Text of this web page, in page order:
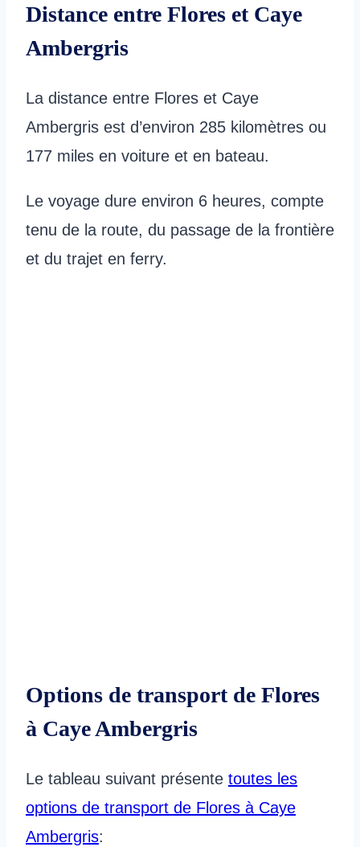
Distance entre Flores et Caye
Ambergris
La distance entre Flores et Caye
Ambergris est d’environ 285 kilomètres ou
177 miles en voiture et en bateau.
Le voyage dure environ 6 heures, compte
tenu de la route, du passage de la frontière
et du trajet en ferry.
Options de transport de Flores
à Caye Ambergris
Le tableau suivant présente toutes les
options de transport de Flores à Caye
Ambergris: